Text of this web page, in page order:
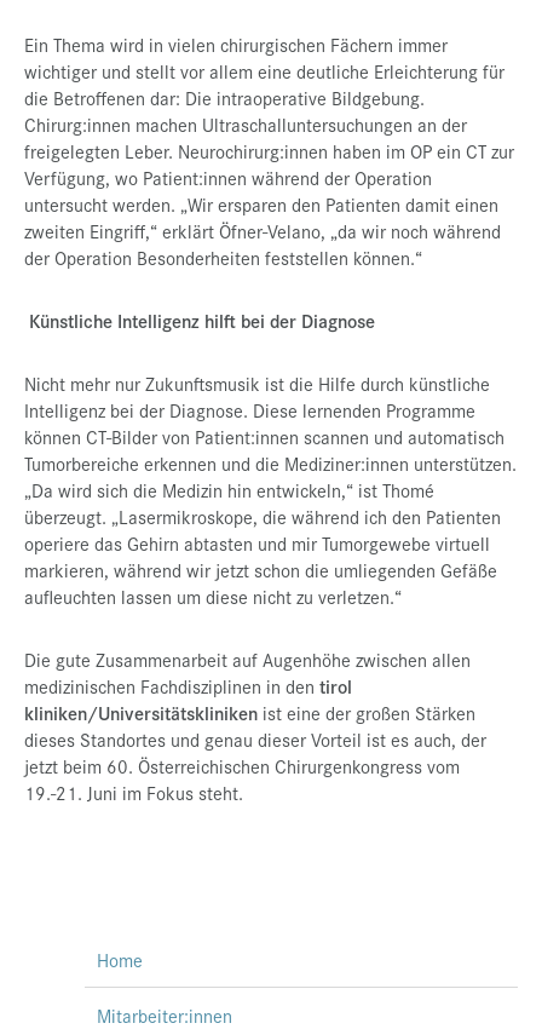
Ein Thema wird in vielen chirurgischen Fächern immer
wichtiger und stellt vor allem eine deutliche Erleichterung für
die Betroffenen dar: Die intraoperative Bildgebung.
Chirurg:innen machen Ultraschalluntersuchungen an der
freigelegten Leber. Neurochirurg:innen haben im OP ein CT zur
Verfügung, wo Patient:innen während der Operation
untersucht werden. „Wir ersparen den Patienten damit einen
zweiten Eingriff,“ erklärt Öfner-Velano, „da wir noch während
der Operation Besonderheiten feststellen können.“
Künstliche Intelligenz hilft bei der Diagnose
Nicht mehr nur Zukunftsmusik ist die Hilfe durch künstliche
Intelligenz bei der Diagnose. Diese lernenden Programme
können CT-Bilder von Patient:innen scannen und automatisch
Tumorbereiche erkennen und die Mediziner:innen unterstützen.
„Da wird sich die Medizin hin entwickeln,“ ist Thomé
überzeugt. „Lasermikroskope, die während ich den Patienten
operiere das Gehirn abtasten und mir Tumorgewebe virtuell
markieren, während wir jetzt schon die umliegenden Gefäße
aufleuchten lassen um diese nicht zu verletzen.“
Die gute Zusammenarbeit auf Augenhöhe zwischen allen
medizinischen Fachdisziplinen in den tirol
kliniken/Universitätskliniken ist eine der großen Stärken
dieses Standortes und genau dieser Vorteil ist es auch, der
jetzt beim 60. Österreichischen Chirurgenkongress vom
19.-21. Juni im Fokus steht.
Home
Mitarbeiter:innen